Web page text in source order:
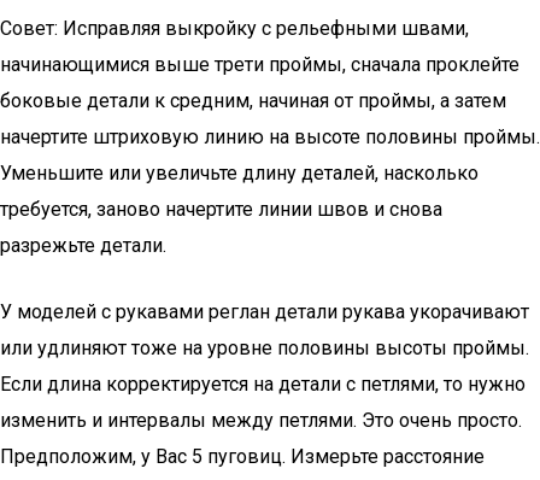
Совет: Исправляя выкройку с рельефными швами,
начинающимися выше трети проймы, сначала проклейте
боковые детали к средним, начиная от проймы, а затем
начертите штриховую линию на высоте половины проймы.
Уменьшите или увеличьте длину деталей, насколько
требуется, заново начертите линии швов и снова
разрежьте детали.
У моделей с рукавами реглан детали рукава укорачивают
или удлиняют тоже на уровне половины высоты проймы.
Если длина корректируется на детали с петлями, то нужно
изменить и интервалы между петлями. Это очень просто.
Предположим, у Вас 5 пуго­виц. Измерьте расстояние